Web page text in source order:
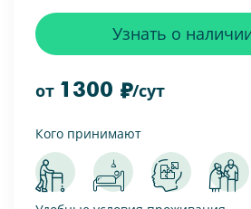
от 1300 /сут
Узнать о
Кого принимают